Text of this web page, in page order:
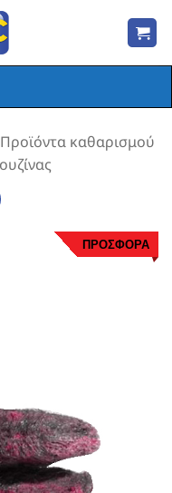
Προϊόντα καθαρισμού
ΠΡΟΣΦΟΡΑ